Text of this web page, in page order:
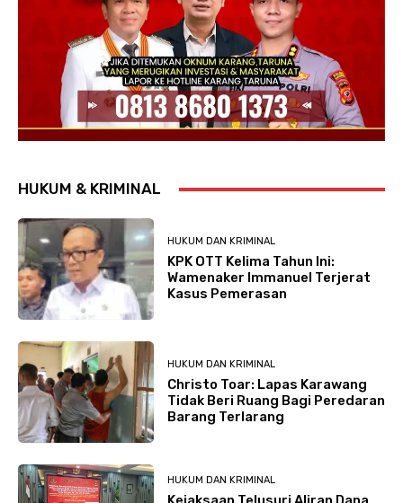
HUKUM & KRIMINAL
HUKUM DAN KRIMINAL
KPK OTT Kelima Tahun Ini:
Wamenaker Immanuel Terjerat
Kasus Pemerasan
HUKUM DAN KRIMINAL
Christo Toar: Lapas Karawang
Tidak Beri Ruang Bagi Peredaran
Barang Terlarang
HUKUM DAN KRIMINAL